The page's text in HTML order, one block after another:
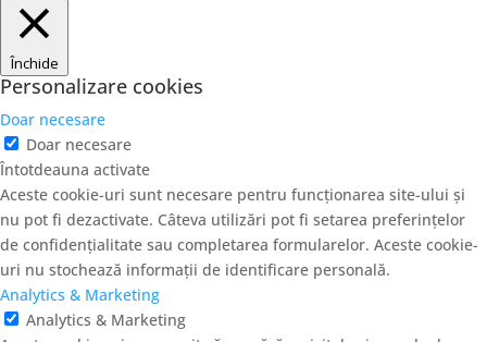
Închide
Personalizare cookies
Doar necesare
Doar necesare
Întotdeauna activate
Aceste cookie-uri sunt necesare pentru funcționarea site-ului și
nu pot fi dezactivate. Câteva utilizări pot fi setarea preferințelor
de confidențialitate sau completarea formularelor. Aceste cookie-
uri nu stochează informații de identificare personală.
Analytics & Marketing
Analytics & Marketing